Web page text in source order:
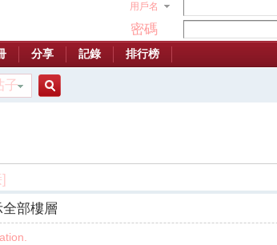
用戶名
密碼
分享 記錄 排行榜
子
全部樓層